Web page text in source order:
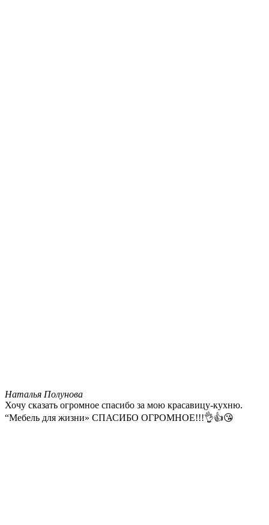
Наталья Полунова
Хочу сказать огромное спасибо за мою красавицу-кухню.
“Мебель для жизни» СПАСИБО ОГРОМНОЕ!!!👌👍😘